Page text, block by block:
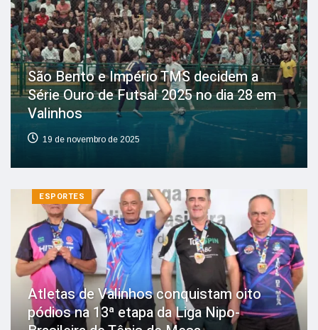
São Bento e Império TMS decidem a
Série Ouro de Futsal 2025 no dia 28 em
Valinhos
19 de novembro de 2025
ESPORTES
Atletas de Valinhos conquistam oito
pódios na 13ª etapa da Liga Nipo-